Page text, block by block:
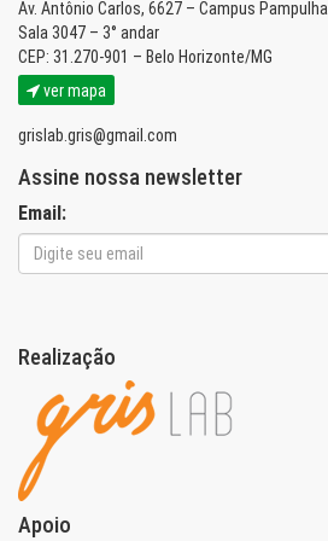
Av. Antônio Carlos, 6627 – Campus Pampulha
Sala 3047 – 3° andar
CEP: 31.270-901 – Belo Horizonte/MG
ver mapa
grislab.gris@gmail.com
Assine nossa newsletter
Email:
Realização
Apoio